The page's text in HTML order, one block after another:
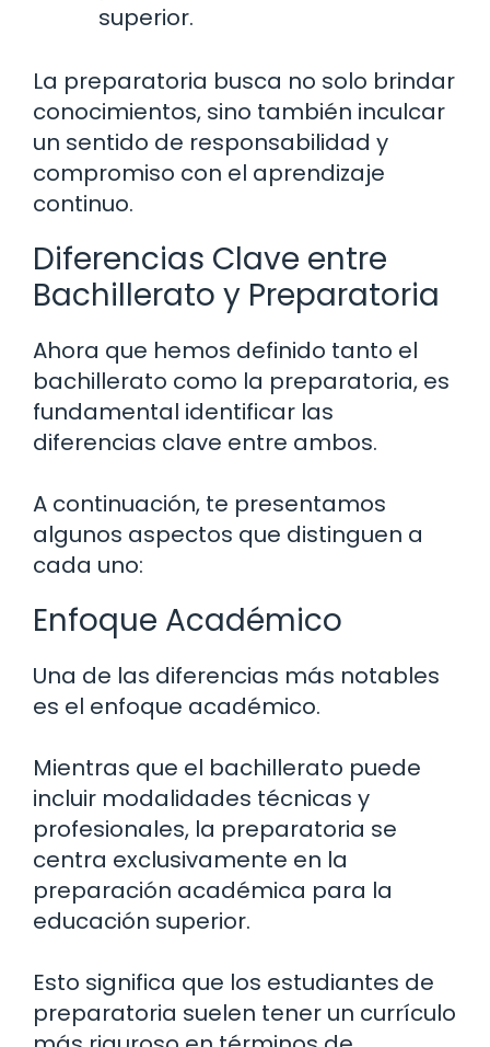
superior.
La preparatoria busca no solo brindar
conocimientos, sino también inculcar
un sentido de responsabilidad y
compromiso con el aprendizaje
continuo.
Diferencias Clave entre
Bachillerato y Preparatoria
Ahora que hemos definido tanto el
bachillerato como la preparatoria, es
fundamental identificar las
diferencias clave entre ambos.
A continuación, te presentamos
algunos aspectos que distinguen a
cada uno:
Enfoque Académico
Una de las diferencias más notables
es el enfoque académico.
Mientras que el bachillerato puede
incluir modalidades técnicas y
profesionales, la preparatoria se
centra exclusivamente en la
preparación académica para la
educación superior.
Esto significa que los estudiantes de
preparatoria suelen tener un currículo